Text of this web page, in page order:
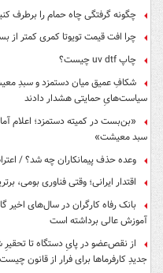
چگونه گرفتگی چاه حمام را برطرف
چرا افت قیمت تویوتا کمری کمتر
چاپ uv dtf چیست؟
شکافِ عمیق میان دستمزد و سبدِ
سیاست‌هایِ حمایتی هشدار دادند
«بن‌بست در کمیته دستمزد؛ اعلام
سبد معیشت»
وعده حذف پیمانکاران چه شد؟ /
اقتدار ایرانی؛ وقتی فناوری بومی،
بانک رفاه کارگران در سال‌های
آموزش عالی برداشته است
از نقص‌عضو در پایِ دستگاه تا
جدیدِ کارفرماها برای فرار از قانون